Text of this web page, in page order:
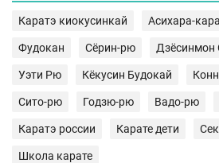
Каратэ киокусинкай Асихара-
Фудокан Сёрин-рю Дзёсинмон
Уэти Рю Кёкусин Будокай
Сито-рю Годзю-рю Вадо-рю
Каратэ россии Карате дети
Школа карате